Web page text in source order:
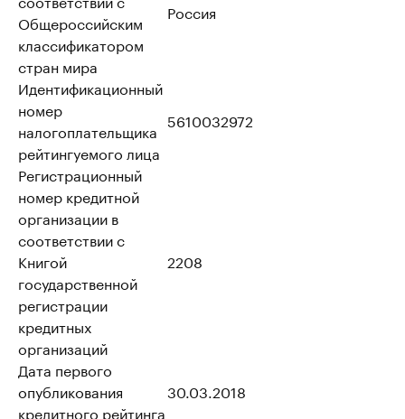
Общероссийским
классификатором
стран мира
Россия
Идентификационный
номер
налогоплательщика
рейтингуемого лица
5610032972
Регистрационный
номер кредитной
организации в
соответствии с
Книгой
государственной
регистрации
кредитных
организаций
2208
Дата первого
опубликования
кредитного рейтинга
30.03.2018